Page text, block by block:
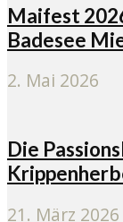
Maifest
Badesee
2. Mai 2026
Die
21. März 2026